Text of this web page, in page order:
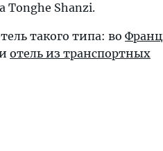
Shanzi.
такого типа: во
отель из транспортных